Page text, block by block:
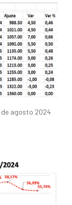
de agosto 2024